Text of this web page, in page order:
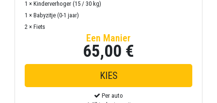
1 × Kinderverhoger (15 / 30 kg)
1 × Babyzitje (0-1 jaar)
2 × Fiets
Een Manier
65,00 €
Per auto